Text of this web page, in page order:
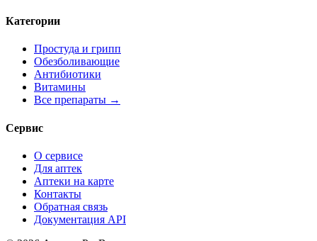
Категории
Простуда и грипп
Обезболивающие
Антибиотики
Витамины
Все препараты →
Сервис
О сервисе
Для аптек
Аптеки на карте
Контакты
Обратная связь
Документация API